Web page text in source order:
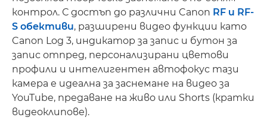
контрол. С достъп до различни Canon RF и RF-
S обективи, разширени видео функции като
Canon Log 3, индикатор за запис и бутон за
запис отпред, персонализирани цветови
профили и интелигентен автофокус тази
камера е идеална за заснемане на видео за
YouTube, предаване на живо или Shorts (кратки
видеоклипове).